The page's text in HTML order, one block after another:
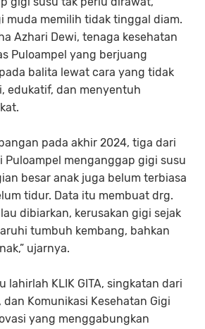
muda memilih tidak tinggal diam.
Azhari Dewi, tenaga kesehatan
Puloampel yang berjuang
balita lewat cara yang tidak
edukatif, dan menyentuh
pada akhir 2024, tiga dari
Puloampel menganggap gigi susu
besar anak juga belum terbiasa
tidur. Data itu membuat drg.
dibiarkan, kerusakan gigi sejak
tumbuh kembang, bahkan
ujarnya.
lahirlah KLIK GITA, singkatan dari
Komunikasi Kesehatan Gigi
yang menggabungkan